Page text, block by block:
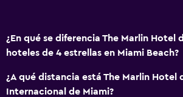
Toallas/ropa de cama (cargo adicional)
Acondicionador
¿En qué se diferencia The Marlin Hotel
hoteles de 4 estrellas en Miami Beach?
¿A qué distancia está The Marlin Hotel
Internacional de Miami?